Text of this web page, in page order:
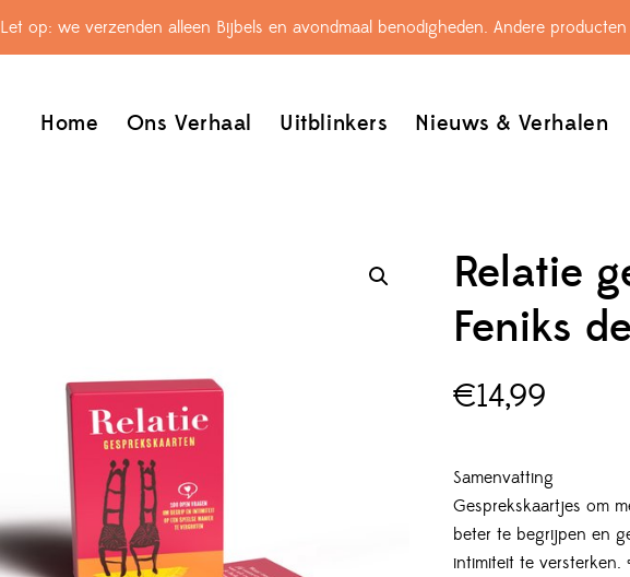
Let op: we verzenden alleen Bijbels en avondmaal benodigheden. Andere
Home Ons Verhaal Uitblinkers Nieuws & Verhalen
Relatie
Feniks
€14,99
Samenvatting
Gesprekskaartjes om
beter te begrijpen en
intimiteit te versterken.